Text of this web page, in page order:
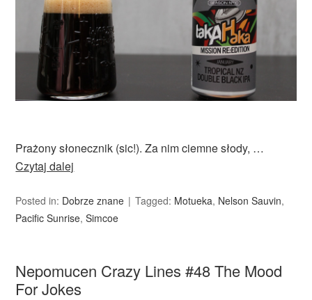
Prażony słonecznik (sic!). Za nim ciemne słody, …
Czytaj dalej
Posted in: Dobrze znane Tagged: Motueka, Nelson Sauvin,
Pacific Sunrise,Simcoe
Nepomucen Crazy Lines #48 The Mood
For Jokes